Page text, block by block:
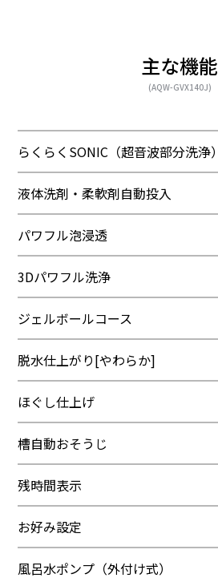
主な機能
(AQW-GVX140J)
らくらくSONIC（超音波部分洗浄）
液体洗剤・柔軟剤自動投入
パワフル泡浸透
3Dパワフル洗浄
ジェルボールコース
脱水仕上がり[やわらか]
ほぐし仕上げ
槽自動おそうじ
残時間表示
お好み設定
風呂水ポンプ（外付け式）